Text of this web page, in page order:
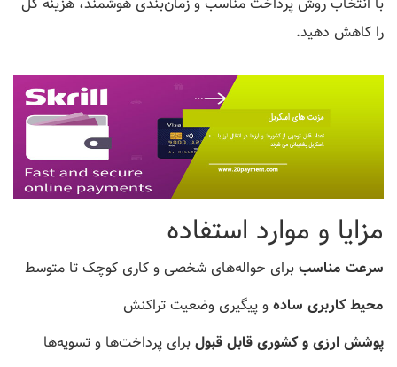
را کاهش دهید.
مزایا و موارد استفاده
سرعت مناسببرای حواله‌های شخصی و کاری کوچک تا متوسط
محیط کاربری سادهو پیگیری وضعیت تراکنش
پوشش ارزی و کشوری قابل قبولبرای پرداخت‌ها و تسویه‌ها